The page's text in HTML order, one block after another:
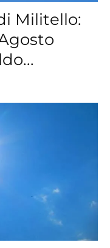
Militello: